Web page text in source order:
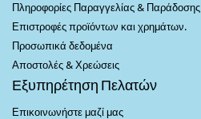
Πληροφορίες Παραγγελίας & Παράδοσης
Επιστροφές προϊόντων και χρημάτων.
Προσωπικά δεδομένα
Αποστολές & Χρεώσεις
Εξυπηρέτηση Πελατών
Επικοινωνήστε μαζί μας